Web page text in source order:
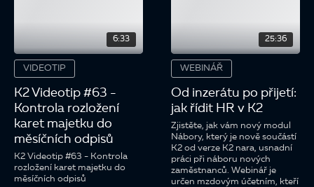
6:33
VIDEOTIP
K2 Videotip #63 -
Kontrola rozložení
karet majetku do
měsíčních odpisů
K2 Videotip #63 - Kontrola
rozložení karet majetku do
měsíčních odpisů
25:36
WEBINÁŘ
Od inzerátu po přijetí:
jak řídit HR v K2
Zjistěte, jak vám nový modul
Nábory, který je nově součástí
K2 od verze K2 nara, usnadní
práci při náboru nových
zaměstnanců. Webinář je
určen mzdovým účetním, kteří